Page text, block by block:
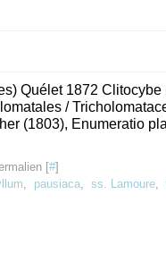
Quélet 1872
/
(1803), Enumeratio
[#]
, pausiaca, ss. Lamoure,